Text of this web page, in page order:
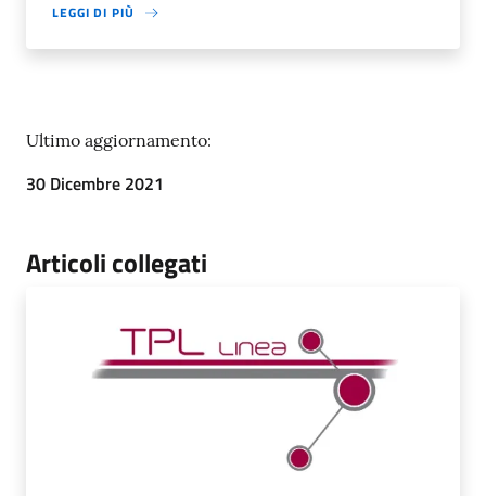
LEGGI DI PIÙ
Ultimo aggiornamento:
30 Dicembre 2021
Articoli collegati